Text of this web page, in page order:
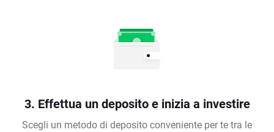
3. Effettua un deposito e inizia a investire
Scegli un metodo di deposito conveniente per te tra le